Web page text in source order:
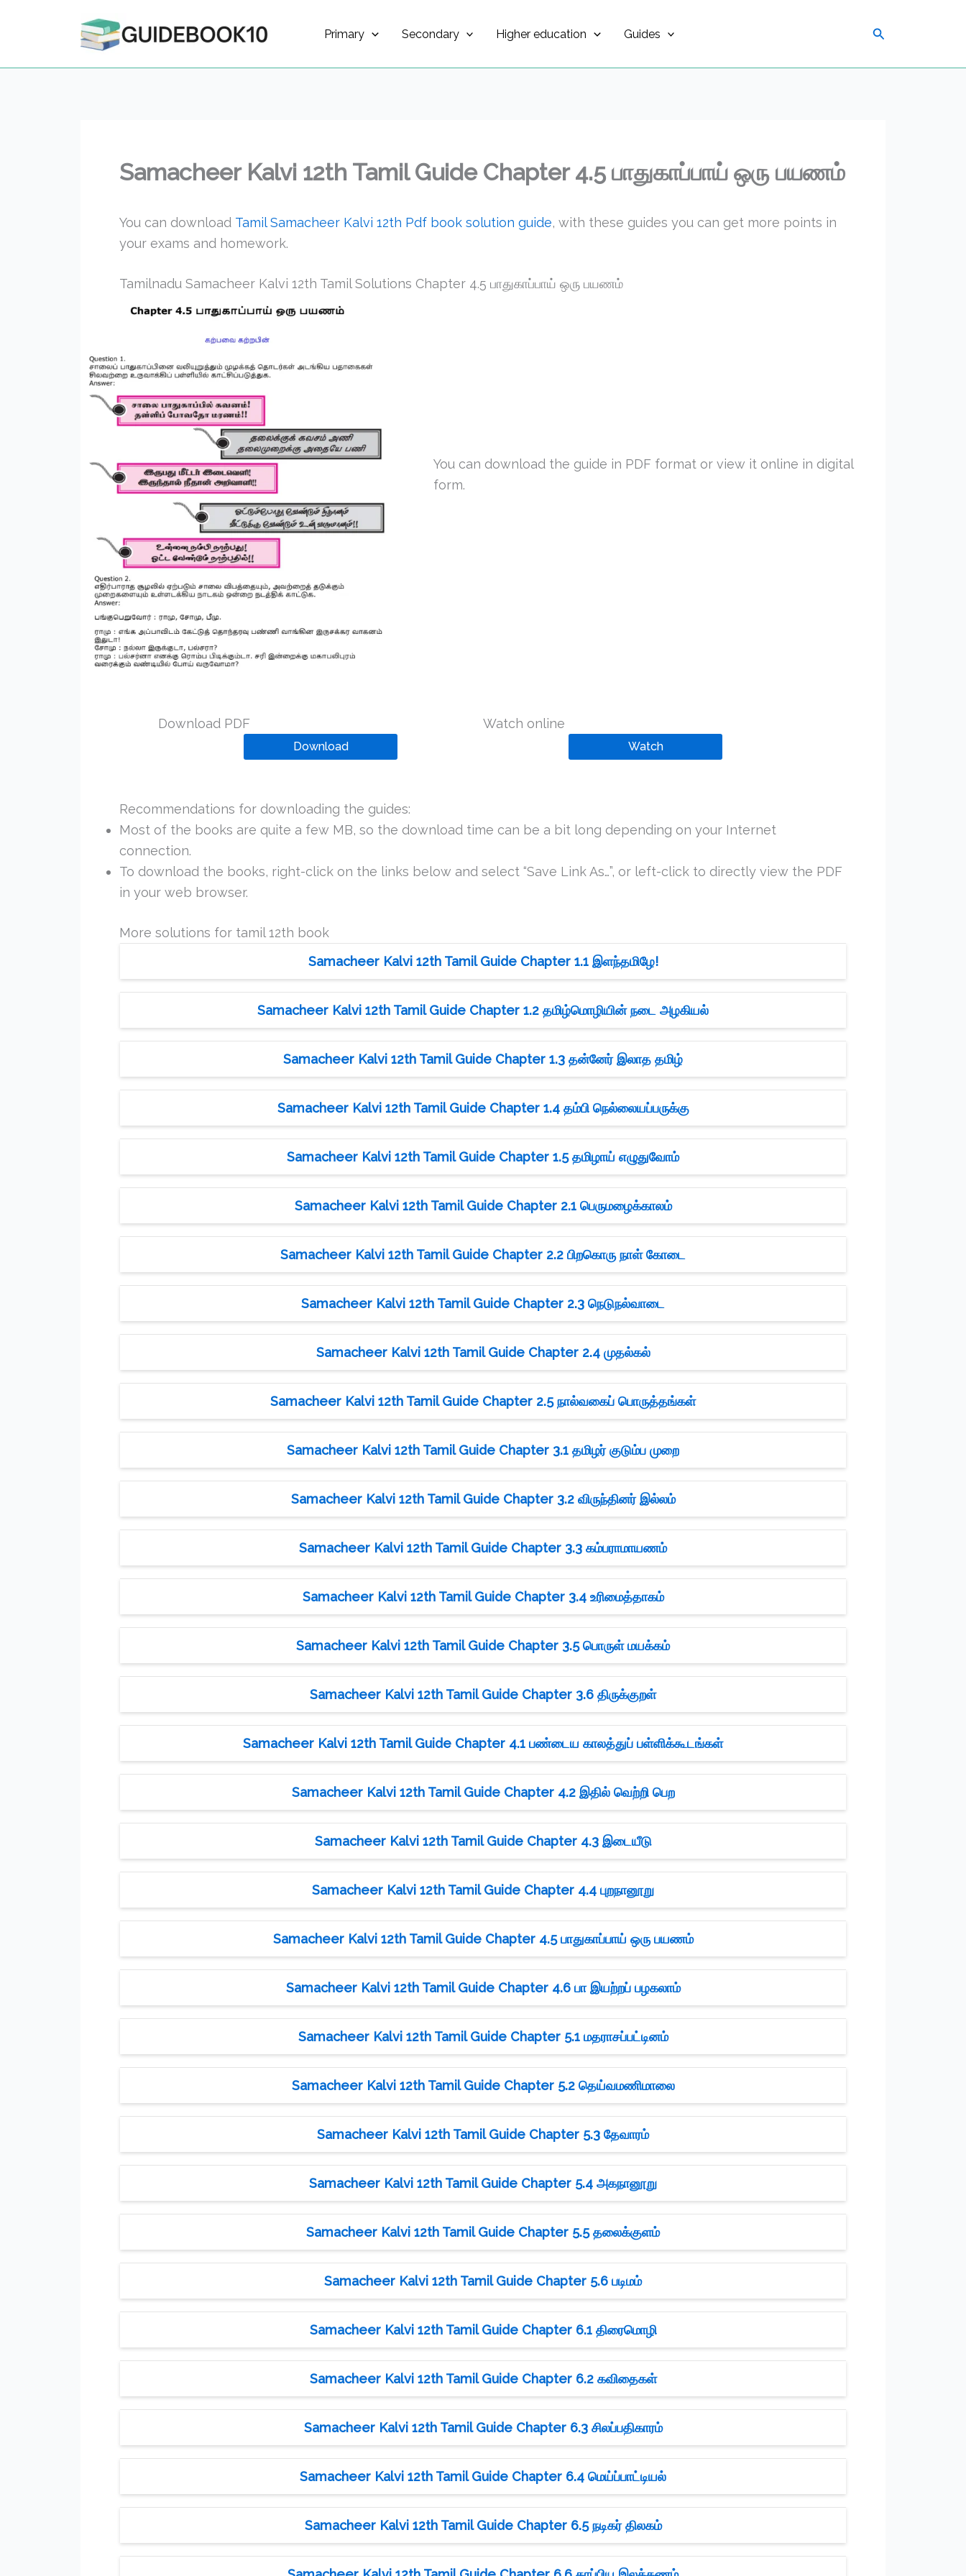
Primary Secondary Higher education Guides Search
Samacheer Kalvi 12th Tamil Guide Chapter 4.5 பாதுகாப்பாய் ஒரு பயணம்
You can download Tamil Samacheer Kalvi 12th Pdf book solution guide, with these guides you can get more points in
your exams and homework.
Tamilnadu Samacheer Kalvi 12th Tamil Solutions Chapter 4.5 பாதுகாப்பாய் ஒரு பயணம்
You can download the guide in PDF format or view it online in digital
form.
Download PDF
Download
Watch online
Watch
Recommendations for downloading the guides:
Most of the books are quite a few MB, so the download time can be a bit long depending on your Internet
connection.
To download the books, right-click on the links below and select “Save Link As…”, or left-click to directly view the PDF
in your web browser.
More solutions for tamil 12th book
Samacheer Kalvi 12th Tamil Guide Chapter 1.1 இளந்தமிழே!
Samacheer Kalvi 12th Tamil Guide Chapter 1.2 தமிழ்மொழியின் நடை அழகியல்
Samacheer Kalvi 12th Tamil Guide Chapter 1.3 தன்னேர் இலாத தமிழ்
Samacheer Kalvi 12th Tamil Guide Chapter 1.4 தம்பி நெல்லையப்பருக்கு
Samacheer Kalvi 12th Tamil Guide Chapter 1.5 தமிழாய் எழுதுவோம்
Samacheer Kalvi 12th Tamil Guide Chapter 2.1 பெருமழைக்காலம்
Samacheer Kalvi 12th Tamil Guide Chapter 2.2 பிறகொரு நாள் கோடை
Samacheer Kalvi 12th Tamil Guide Chapter 2.3 நெடுநல்வாடை
Samacheer Kalvi 12th Tamil Guide Chapter 2.4 முதல்கல்
Samacheer Kalvi 12th Tamil Guide Chapter 2.5 நால்வகைப் பொருத்தங்கள்
Samacheer Kalvi 12th Tamil Guide Chapter 3.1 தமிழர் குடும்ப முறை
Samacheer Kalvi 12th Tamil Guide Chapter 3.2 விருந்தினர் இல்லம்
Samacheer Kalvi 12th Tamil Guide Chapter 3.3 கம்பராமாயணம்
Samacheer Kalvi 12th Tamil Guide Chapter 3.4 உரிமைத்தாகம்
Samacheer Kalvi 12th Tamil Guide Chapter 3.5 பொருள் மயக்கம்
Samacheer Kalvi 12th Tamil Guide Chapter 3.6 திருக்குறள்
Samacheer Kalvi 12th Tamil Guide Chapter 4.1 பண்டைய காலத்துப் பள்ளிக்கூடங்கள்
Samacheer Kalvi 12th Tamil Guide Chapter 4.2 இதில் வெற்றி பெற
Samacheer Kalvi 12th Tamil Guide Chapter 4.3 இடையீடு
Samacheer Kalvi 12th Tamil Guide Chapter 4.4 புறநானூறு
Samacheer Kalvi 12th Tamil Guide Chapter 4.5 பாதுகாப்பாய் ஒரு பயணம்
Samacheer Kalvi 12th Tamil Guide Chapter 4.6 பா இயற்றப் பழகலாம்
Samacheer Kalvi 12th Tamil Guide Chapter 5.1 மதராசப்பட்டினம்
Samacheer Kalvi 12th Tamil Guide Chapter 5.2 தெய்வமணிமாலை
Samacheer Kalvi 12th Tamil Guide Chapter 5.3 தேவாரம்
Samacheer Kalvi 12th Tamil Guide Chapter 5.4 அகநானூறு
Samacheer Kalvi 12th Tamil Guide Chapter 5.5 தலைக்குளம்
Samacheer Kalvi 12th Tamil Guide Chapter 5.6 படிமம்
Samacheer Kalvi 12th Tamil Guide Chapter 6.1 திரைமொழி
Samacheer Kalvi 12th Tamil Guide Chapter 6.2 கவிதைகள்
Samacheer Kalvi 12th Tamil Guide Chapter 6.3 சிலப்பதிகாரம்
Samacheer Kalvi 12th Tamil Guide Chapter 6.4 மெய்ப்பாட்டியல்
Samacheer Kalvi 12th Tamil Guide Chapter 6.5 நடிகர் திலகம்